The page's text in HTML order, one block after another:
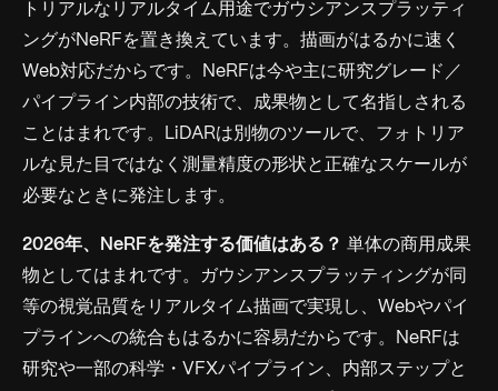
トリアルなリアルタイム用途でガウシアンスプラッティ
ングがNeRFを置き換えています。描画がはるかに速く
Web対応だからです。NeRFは今や主に研究グレード／
パイプライン内部の技術で、成果物として名指しされる
ことはまれです。LiDARは別物のツールで、フォトリア
ルな見た目ではなく測量精度の形状と正確なスケールが
必要なときに発注します。
2026年、NeRFを発注する価値はある？ 単体の商用成果
物としてはまれです。ガウシアンスプラッティングが同
等の視覚品質をリアルタイム描画で実現し、Webやパイ
プラインへの統合もはるかに容易だからです。NeRFは
研究や一部の科学・VFXパイプライン、内部ステップと